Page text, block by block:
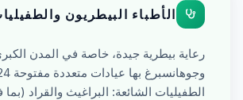
الأطباء البيطريون
رعاية بيطرية جيدة، خاصة في المدن
الطفيليات الشائعة: البراغيث والقراد